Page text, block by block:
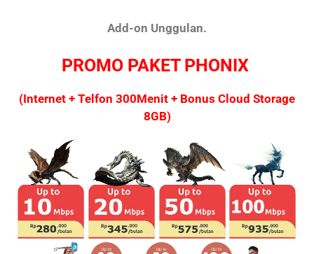
Add-on Unggulan.
PROMO PAKET PHONIX
(Internet + Telfon 300Menit + Bonus Cloud Storage
8GB)